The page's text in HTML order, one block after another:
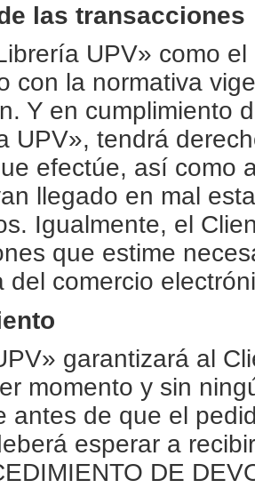
las transacciones
UPV» como
con la normativa
Y en cumplimiento
UPV», tendrá
efectúe, así como
llegado en mal
Igualmente, el
que estime
del comercio
garantizará al
momento y sin
antes de que el
esperar a
DE